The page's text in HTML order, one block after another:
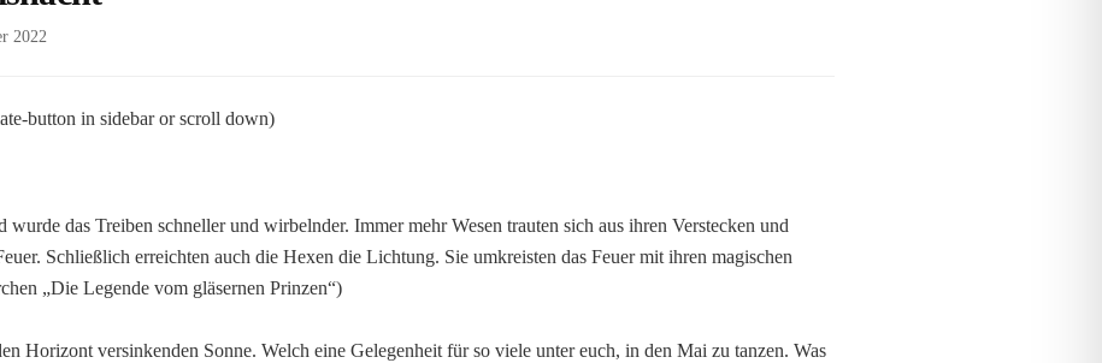
2022
button in sidebar or scroll down)
das Treiben schneller und wirbelnder. Immer mehr Wesen trauten sich aus ihren Verstecken und
Schließlich erreichten auch die Hexen die Lichtung. Sie umkreisten das Feuer mit ihren magischen
„Die Legende vom gläsernen Prinzen“)
Horizont versinkenden Sonne. Welch eine Gelegenheit für so viele unter euch, in den Mai zu tanzen. Was